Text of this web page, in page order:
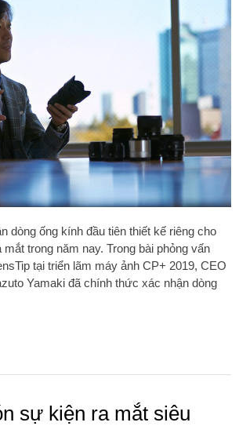
dòng ống kính đầu tiên thiết kế riêng cho
trong năm nay. Trong bài phỏng vấn
tại triển lãm máy ảnh CP+ 2019, CEO
Yamaki đã chính thức xác nhận dòng
sự kiện ra mắt siêu